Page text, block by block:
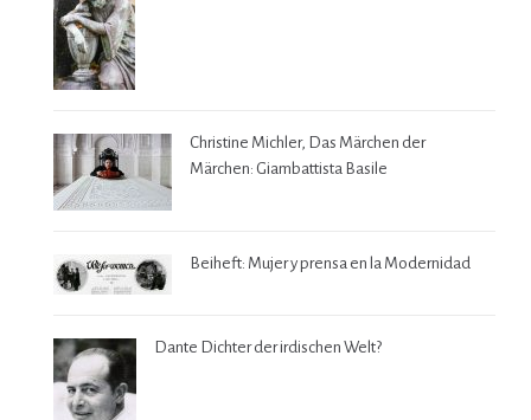
Christine Michler, Das Märchen der
Märchen: Giambattista Basile
Beiheft: Mujer y prensa en la Modernidad
Dante Dichter der irdischen Welt?